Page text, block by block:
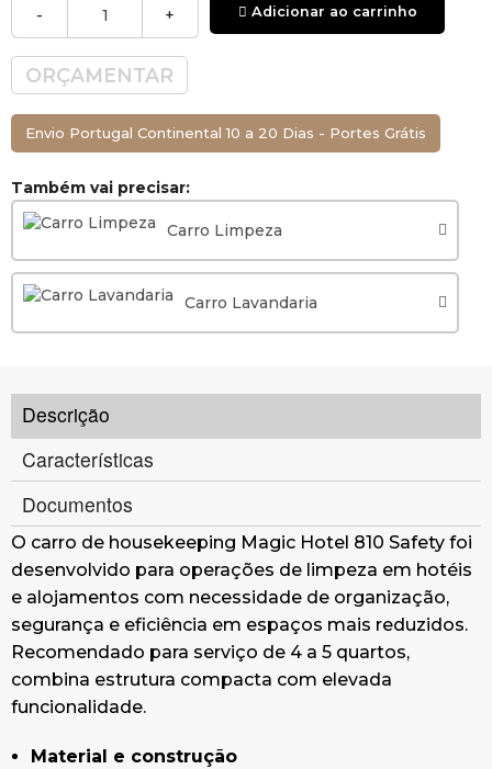
- + Adicionar ao carrinho
ORÇAMENTAR
Envio Portugal Continental 10 a 20 Dias - Portes Grátis
Também vai precisar:
Carro Limpeza
Carro Lavandaria
Descrição
Características
Documentos
O carro de housekeeping Magic Hotel 810 Safety foi
desenvolvido para operações de limpeza em hotéis
e alojamentos com necessidade de organização,
segurança e eficiência em espaços mais reduzidos.
Recomendado para serviço de 4 a 5 quartos,
combina estrutura compacta com elevada
funcionalidade.
Material e construção